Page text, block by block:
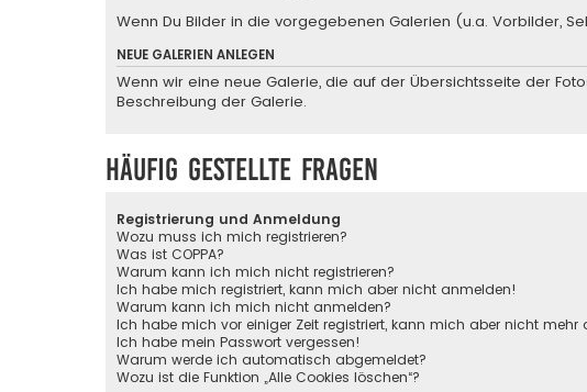
Wenn Du Bilder in die vorgegebenen Galerien (u.a. Vorbilder,
NEUE GALERIEN ANLEGEN
Wenn wir eine neue Galerie, die auf der Übersichtsseite der
Beschreibung der Galerie.
Häufig gestellte Fragen
Registrierung und Anmeldung
Wozu muss ich mich registrieren?
Was ist COPPA?
Warum kann ich mich nicht registrieren?
Ich habe mich registriert, kann mich aber nicht anmelden!
Warum kann ich mich nicht anmelden?
Ich habe mich vor einiger Zeit registriert, kann mich aber nicht mehr
Ich habe mein Passwort vergessen!
Warum werde ich automatisch abgemeldet?
Wozu ist die Funktion „Alle Cookies löschen“?